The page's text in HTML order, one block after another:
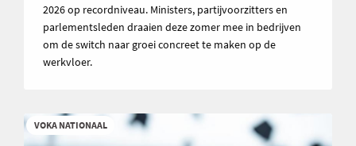
2026 op recordniveau. Ministers, partijvoorzitters en
parlementsleden draaien deze zomer mee in bedrijven
om de switch naar groei concreet te maken op de
werkvloer.
VOKA NATIONAAL